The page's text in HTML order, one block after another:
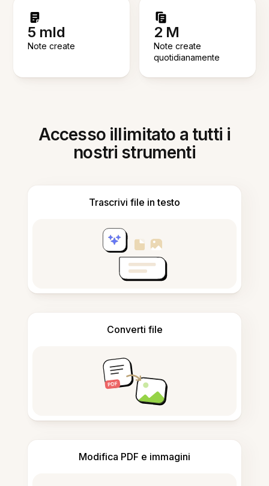
5 mld
Note create
2 M
Note create
quotidianamente
Accesso illimitato a tutti i
nostri strumenti
Trascrivi file in testo
Converti file
Modifica PDF e immagini